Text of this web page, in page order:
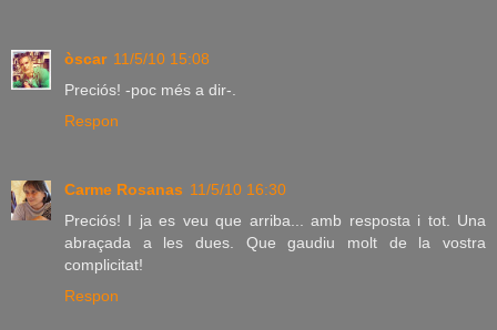
òscar 11/5/10 15:08
Preciós! -poc més a dir-.
Respon
Carme Rosanas 11/5/10 16:30
Preciós! I ja es veu que arriba... amb resposta i tot. Una
abraçada a les dues. Que gaudiu molt de la vostra
complicitat!
Respon